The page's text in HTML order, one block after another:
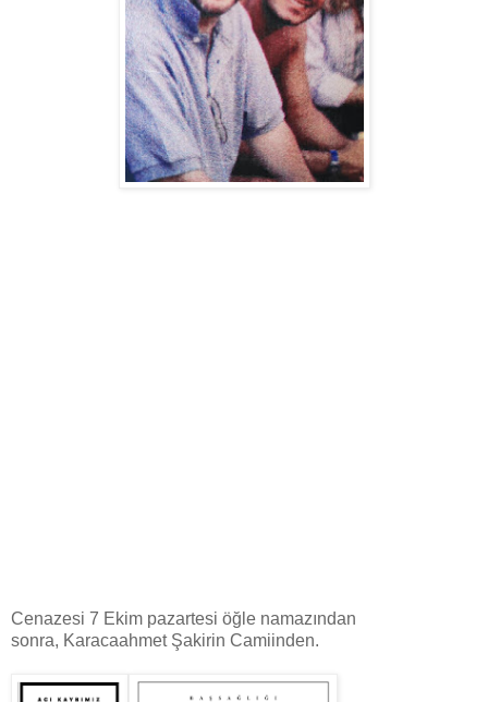
Cenazesi 7 Ekim pazartesi öğle namazından
sonra, Karacaahmet Şakirin Camiinden.